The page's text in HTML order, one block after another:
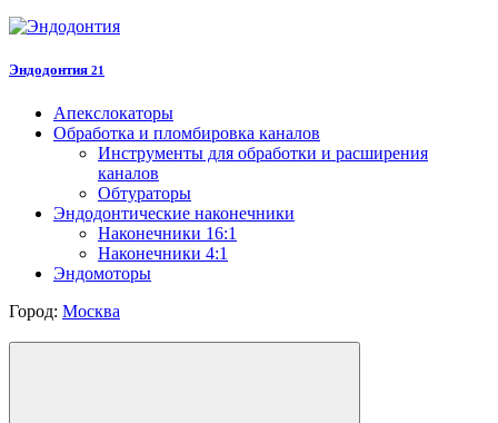
Эндодонтия 21
Апекслокаторы
Обработка и пломбировка каналов
Инструменты для обработки и расширения
каналов
Обтураторы
Эндодонтические наконечники
Наконечники 16:1
Наконечники 4:1
Эндомоторы
Город: Москва